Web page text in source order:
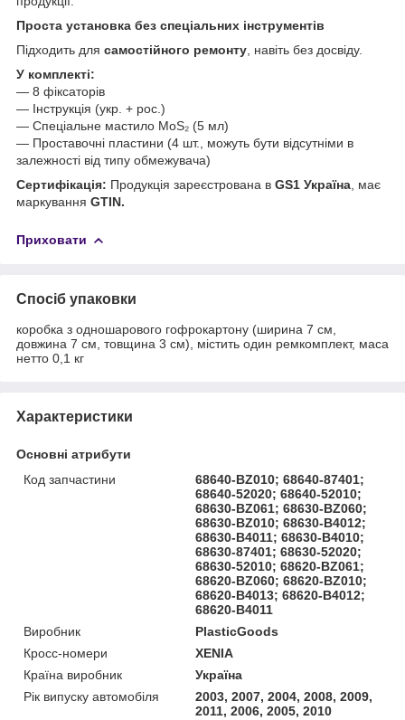
Проста установка без спеціальних інструментів
Підходить для самостійного ремонту , навіть без досвіду.
У комплекті:
— 8 фіксаторів
— Інструкція (укр. + рос.)
— Спеціальне мастило MoS₂ (5 мл)
— Проставочні пластини (4 шт., можуть бути відсутніми в
залежності від типу обмежувача)
Сертифікація: Продукція зареєстрована в GS1 Україна , має
маркування GTIN.
Приховати
Спосіб упаковки
коробка з одношарового гофрокартону (ширина 7 см,
довжина 7 см, товщина 3 см), містить один ремкомплект, маса
нетто 0,1 кг
Характеристики
Основні атрибути
Код запчастини
68640-BZ010; 68640-87401;
68640-52020; 68640-52010;
68630-BZ061; 68630-BZ060;
68630-BZ010; 68630-B4012;
68630-B4011; 68630-B4010;
68630-87401; 68630-52020;
68630-52010; 68620-BZ061;
68620-BZ060; 68620-BZ010;
68620-B4013; 68620-B4012;
68620-B4011
Виробник
PlasticGoods
Кросс-номери
XENIA
Країна виробник
Україна
Рік випуску автомобіля
2003, 2007, 2004, 2008, 2009,
2011, 2006, 2005, 2010